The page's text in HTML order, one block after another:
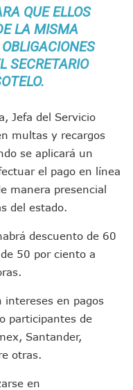
Macroalga En Playa De
Clavados Zapopan 2026 En El
MDP De Adelanto De
A Simposio Internacional
Programa Para Menores Con
Tecate Por Morena Y A Su
El Ciclo 2026-2027 En Jalisco;
Vallarta Durante El 2026;
A Talpa De Allende Para
De La UMF No. 170 En
A Simulacro Estatal Por Bloqueos
Puntos En Colonias De Puerto
Inicia Su Construcción En Puerto
Jornadas De Adopción De Perros
Guadalajara–Tepic Deja
Estudiantes Desaparecidos De
México Recibe Multa Económica
A Exdirector De Pemex Por
En Un 80%, ¿se Abrirá Este
Robado De Puerto Vallarta
QUE ELLOS
LA MISMA
SECRETARIO
Jefa del Servicio
multas y recargos
se aplicará un
el pago en línea
manera presencial
del estado.
descuento de 60
50 por ciento a
intereses en pagos
participantes de
Santander,
otras.
en